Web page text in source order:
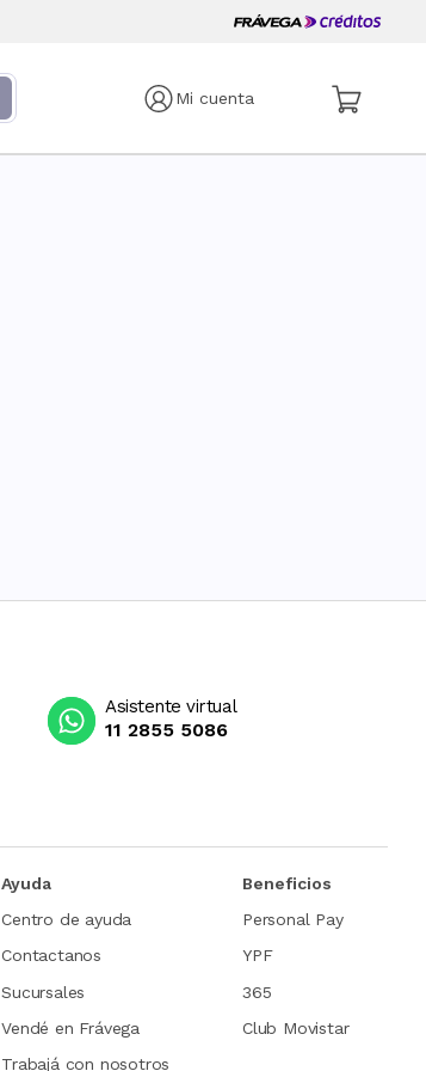
Mi cuenta
Asistente virtual
11 2855 5086
Ayuda
Centro de ayuda
Contactanos
Sucursales
Vendé en Frávega
Trabajá con nosotros
Beneficios
Personal Pay
YPF
365
Club Movistar